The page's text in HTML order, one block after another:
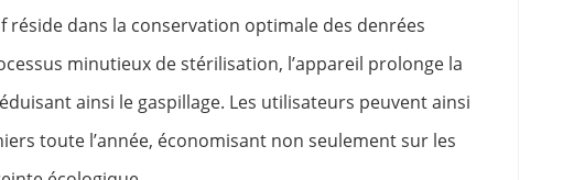
réside dans la conservation optimale des denrées
minutieux de stérilisation, l’appareil prolonge la
ainsi le gaspillage. Les utilisateurs peuvent ainsi
toute l’année, économisant non seulement sur les